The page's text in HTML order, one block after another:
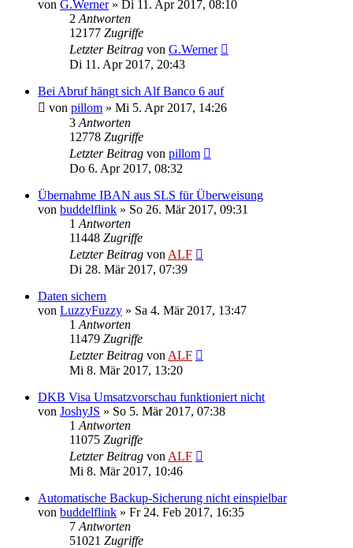
von G.Werner» Di 11. Apr 2017, 08:10
2 Antworten
12177 Zugriffe
Letzter Beitrag von G.Werner
Di 11. Apr 2017, 20:43
Bei Abruf hängt sich Alf Banco 6 auf
von pillom » Mi 5. Apr 2017, 14:26
3 Antworten
12778 Zugriffe
Letzter Beitrag von pillom
Do 6. Apr 2017, 08:32
Übernahme IBAN aus SLS für Überweisung
von buddelflink » So 26. Mär 2017, 09:31
1 Antworten
11448 Zugriffe
Letzter Beitrag von ALF
Di 28. Mär 2017, 07:39
Daten sichern
von LuzzyFuzzy » Sa 4. Mär 2017, 13:47
1 Antworten
11479 Zugriffe
Letzter Beitrag von ALF
Mi 8. Mär 2017, 13:20
DKB Visa Umsatzvorschau funktioniert nicht
von JoshyJS » So 5. Mär 2017, 07:38
1 Antworten
11075 Zugriffe
Letzter Beitrag von ALF
Mi 8. Mär 2017, 10:46
Automatische Backup-Sicherung nicht einspielbar
von buddelflink » Fr 24. Feb 2017, 16:35
7 Antworten
51021 Zugriffe